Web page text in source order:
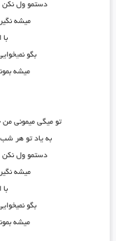
دستمو ول نکن
میشه
بگو نمی
میشه
تو میگی میمونی من
به یاد تو هر شب
دستمو ول نکن
میشه
بگو
میشه